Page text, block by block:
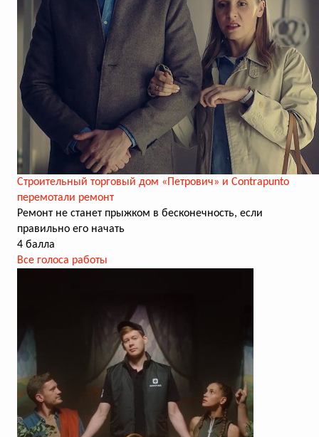
Строительный торговый дом «Петрович» и Contrapunto
перемотали ремонт
Ремонт не станет прыжком в бесконечность, если
правильно его начать
4 балла
Все голоса работы